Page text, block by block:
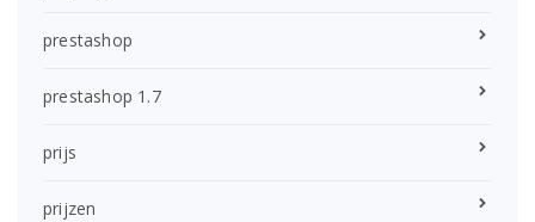
prestashop
prestashop 1.7
prijs
prijzen